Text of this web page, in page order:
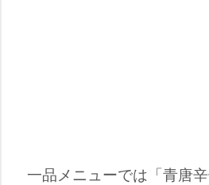
一品メニューでは「青唐